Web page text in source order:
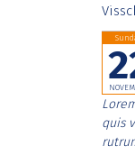
quis